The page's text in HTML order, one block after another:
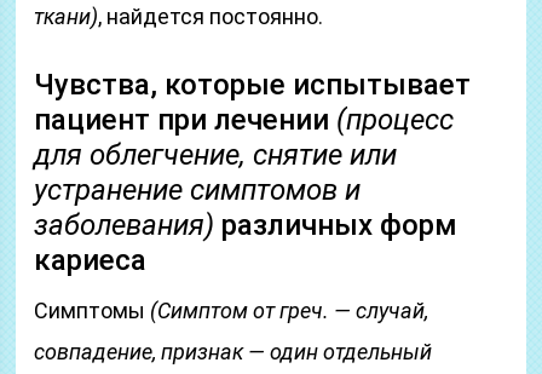
ткани), найдется постоянно.
Чувства, которые испытывает
пациент при лечении (процесс
для облегчение, снятие или
устранение симптомов и
заболевания) различных форм
кариеса
Симптомы (Симптом от греч. — случай,
совпадение, признак — один отдельный